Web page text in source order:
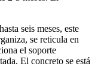
seis meses, este
se reticula en
el soporte
El concreto se está